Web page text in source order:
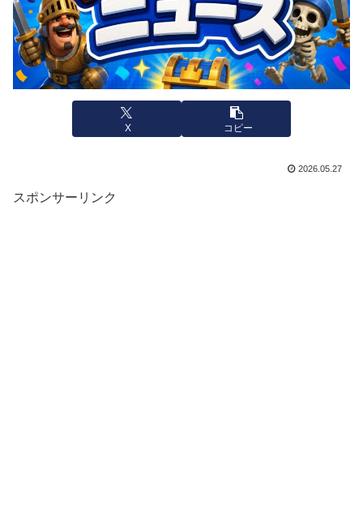
X コピー
2026.05.27
スポンサーリンク